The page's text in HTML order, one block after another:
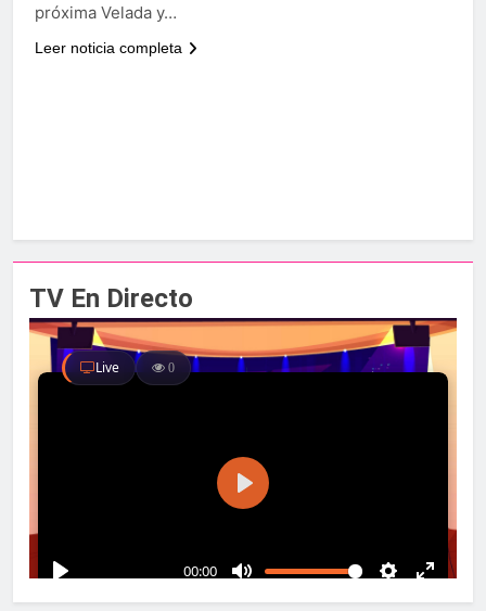
TV En Directo
próxima Velada y…
Leer noticia completa